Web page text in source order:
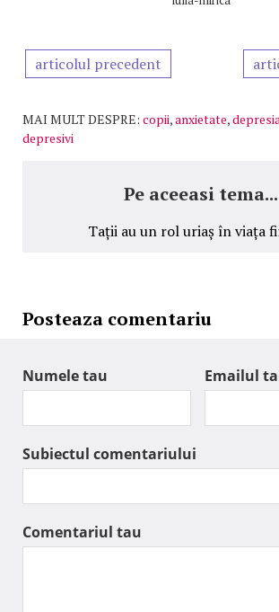
articolul precedent
MAI MULT DESPRE: copii,anxietate,
depresivi
Pe aceeasi tema...
Tații au un rol uriaș în viața
Posteaza comentariu
Numele tau Emailul
Subiectul comentariului
Comentariul tau